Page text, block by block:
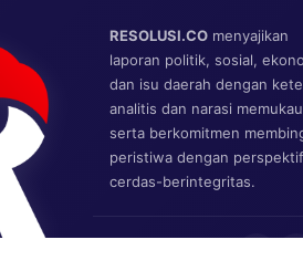
RESOLUSI.CO menyajikan
laporan politik, sosial,
dan isu daerah dengan
analitis dan narasi
serta berkomitmen
peristiwa dengan perspektif
cerdas-berintegritas.